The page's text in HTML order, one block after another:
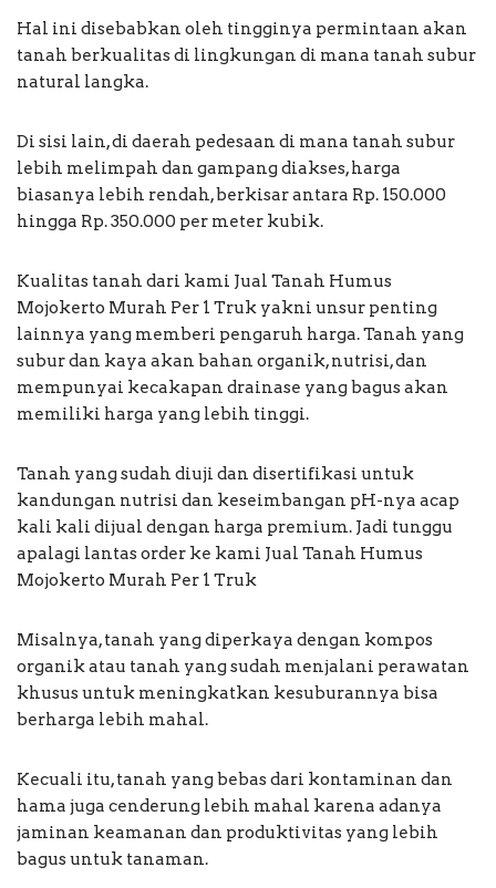
Hal ini disebabkan oleh tingginya permintaan akan
tanah berkualitas di lingkungan di mana tanah subur
natural langka.
Di sisi lain, di daerah pedesaan di mana tanah subur
lebih melimpah dan gampang diakses, harga
biasanya lebih rendah, berkisar antara Rp. 150.000
hingga Rp. 350.000 per meter kubik.
Kualitas tanah dari kami Jual Tanah Humus
Mojokerto Murah Per 1 Truk yakni unsur penting
lainnya yang memberi pengaruh harga. Tanah yang
subur dan kaya akan bahan organik, nutrisi, dan
mempunyai kecakapan drainase yang bagus akan
memiliki harga yang lebih tinggi.
Tanah yang sudah diuji dan disertifikasi untuk
kandungan nutrisi dan keseimbangan pH-nya acap
kali kali dijual dengan harga premium. Jadi tunggu
apalagi lantas order ke kami Jual Tanah Humus
Mojokerto Murah Per 1 Truk
Misalnya, tanah yang diperkaya dengan kompos
organik atau tanah yang sudah menjalani perawatan
khusus untuk meningkatkan kesuburannya bisa
berharga lebih mahal.
Kecuali itu, tanah yang bebas dari kontaminan dan
hama juga cenderung lebih mahal karena adanya
jaminan keamanan dan produktivitas yang lebih
bagus untuk tanaman.